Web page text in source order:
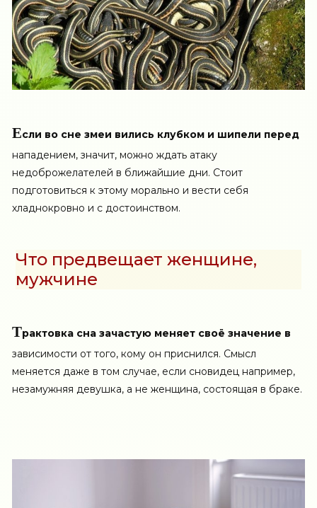
Если во сне змеи вились клубком и шипели перед
нападением, значит, можно ждать атаку
недоброжелателей в ближайшие дни. Стоит
подготовиться к этому морально и вести себя
хладнокровно и с достоинством.
Что предвещает женщине,
мужчине
Трактовка сна зачастую меняет своё значение в
зависимости от того, кому он приснился. Смысл
меняется даже в том случае, если сновидец например,
незамужняя девушка, а не женщина, состоящая в браке.